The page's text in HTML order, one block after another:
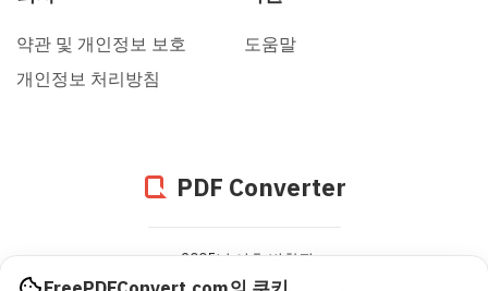
약관 및 개인정보 보호
개인정보 처리방침
도움말
PDF Converter
2005년 이후 변환된